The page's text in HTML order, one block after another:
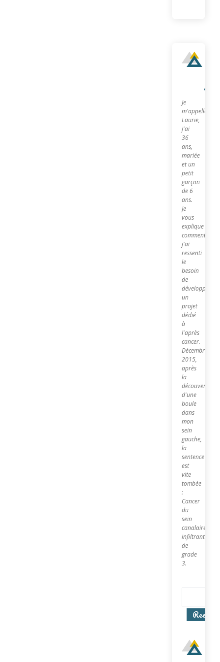
Je
m'appelle
Laurie,
j'ai
36
ans,
mariée
et un
petit
garçon
de 6
ans.
Je
vous
explique
comment
j'ai
ressenti
le
besoin
de
développer
un
projet
dédié
à
l'après
cancer.
Décembre
2015,
après
la
découverte
d'une
boule
dans
mon
sein
gauche,
la
sentence
est
vite
tombée
:
Cancer
du
sein
canalaire
infiltrant
de
grade
3.